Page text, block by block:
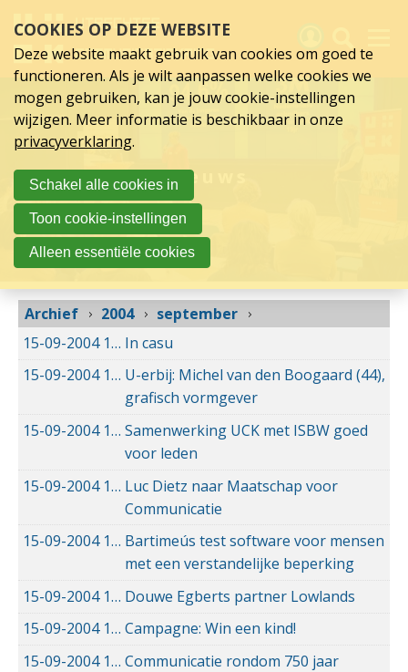
september
2004
links
over
Spring
hoofd
inhoud
Spring
naar
hoofdnavigatie
Nieuws
Archief 2004
september
15-09-200415-09-2004 00:00
In casu
15-09-200415-09-2004 00:00
U-erbij: Michel van den Boogaard (44),
grafisch vormgever
15-09-200415-09-2004 00:00
Samenwerking UCK met ISBW goed
voor leden
15-09-200415-09-2004 00:00
Luc Dietz naar Maatschap voor
Communicatie
15-09-200415-09-2004 00:00
Bartimeús test software voor mensen
met een verstandelijke beperking
15-09-200415-09-2004 00:00
Douwe Egberts partner Lowlands
15-09-200415-09-2004 00:00
Campagne: Win een kind!
15-09-200415-09-2004 00:00
Communicatie rondom 750 jaar
Activiteiten
Nieuws
Verslagen
Sluit je aan
Over UCK
COOKIES OP DEZE WEBSITE
Deze website maakt gebruik van cookies om goed te
functioneren. Als je wilt aanpassen welke cookies we
mogen gebruiken, kan je jouw cookie-instellingen
wijzigen. Meer informatie is beschikbaar in onze
privacyverklaring.
Schakel alle cookies in
Toon cookie-instellingen
Alleen essentiële cookies